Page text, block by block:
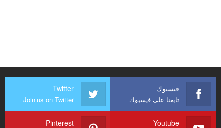
فيسبوك
تابعنا على فيسبوك
Twitter
Join us on Twitter
Youtube
Pinterest